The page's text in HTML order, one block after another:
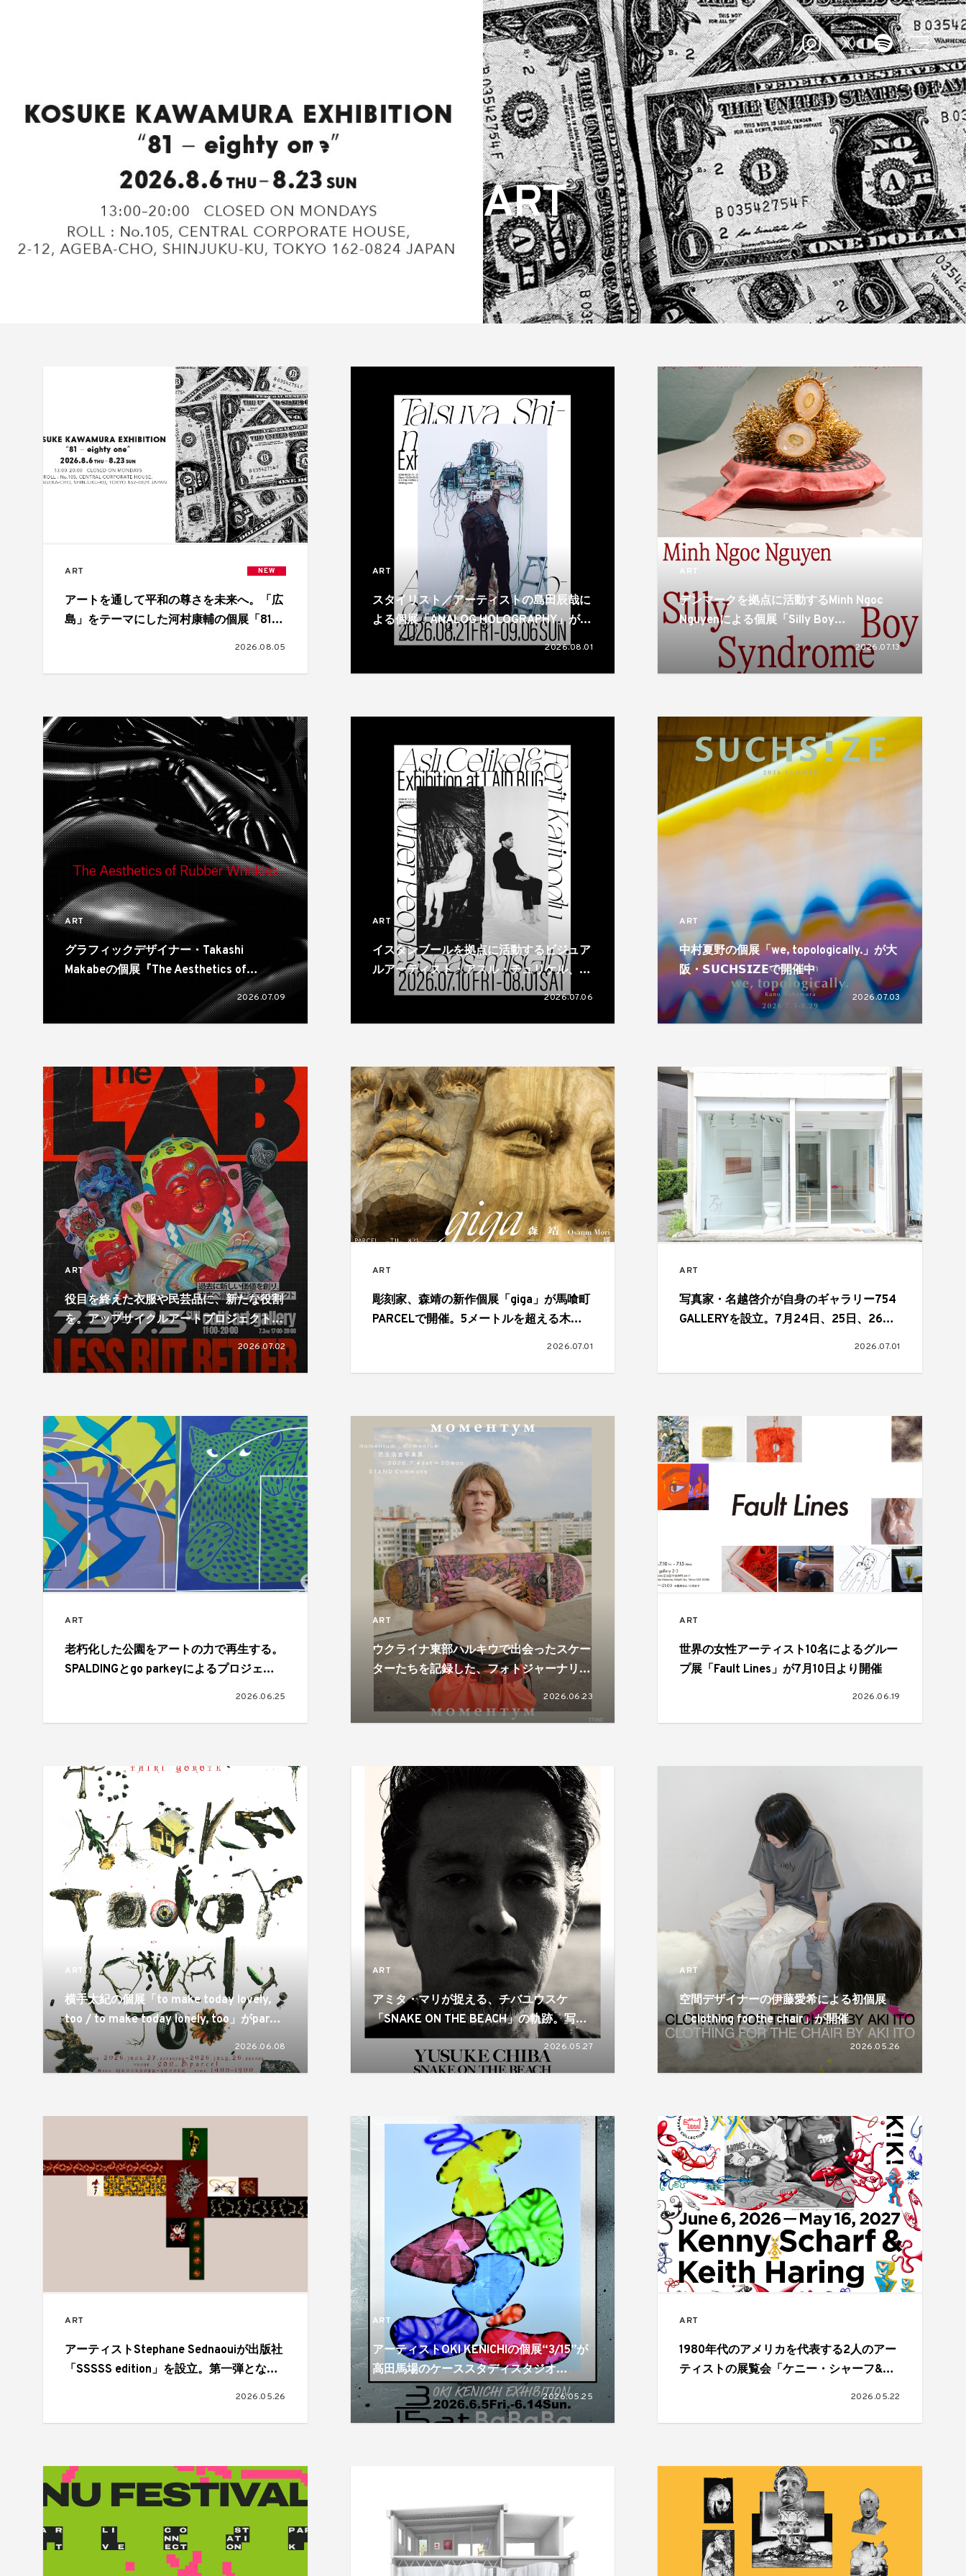
ARCHIVE
ART
ART NEW
アートを通して平和の尊さを未来へ。「広
島」をテーマにした河村康輔の個展「81 –
2026.08.05
ART
スタイリスト／アーティストの島田辰哉に
よる個展「ANALOG HOLOGRAPHY」が代
官山で開催
2026.08.01
ART
デンマークを拠点に活動するMinh Ngoc
Nguyenによる個展「Silly Boy
Syndrome」がgallery communeで開催。
揺れ動き、形づくられるアイデンティティ
のあり方を描き出す
2026.07.13
ART
グラフィックデザイナー・Takashi
Makabeの個展『The Aesthetics of
Rubber Wrinkles』が奈良のsonatineで開
2026.07.09
ART
イスタンブールを拠点に活動するビジュア
ルアーティスト・アスル・チュリケル、フ
ェリット・カティポールのデュオ展が開催
2026.07.06
ART
中村夏野の個展「we, topologically.」が大
阪・𝗦𝗨𝗖𝗛𝗦𝗜𝗭𝗘で開催中
2026.07.03
ART
役目を終えた衣服や民芸品に、新たな役割
を。アップサイクルアートプロジェクト
「LESS, BUT BETTER」による展覧会が開
2026.07.02
ART
彫刻家、森靖の新作個展「giga」が馬喰町
PARCELで開催。5メートルを超える木彫
2026.07.01
ART
写真家・名越啓介が自身のギャラリー754
GALLERYを設立。7月24日、25日、26日
2026.07.01
ART
老朽化した公園をアートの力で再生する。
SPALDINGとgo parkeyによるプロジェク
2026.06.25
ART
ウクライナ東部ハルキウで出会ったスケー
ターたちを記録した、フォトジャーナリス
ト児玉浩宜の写真展が開催
2026.06.23
ART
世界の女性アーティスト10名によるグルー
プ展「Fault Lines」が7月10日より開催
2026.06.19
ART
横手太紀の個展「to make today lovely,
too / to make today lonely, too」がparcel
とCON_の2会場で開催。同じものが視点ひ
とつで反転するという両義性が静かに差し
出される
2026.06.08
ART
アミタ・マリが捉える、チバユウスケ
「SNAKE ON THE BEACH」の軌跡。写真
集発売＆写真展開催
2026.05.27
ART
空間デザイナーの伊藤愛希による初個展
「clothing for the chair」が開催
2026.05.26
ART
アーティストStephane Sednaouiが出版社
「SSSSS edition」を設立。第一弾となる
2026.05.26
ART
アーティストOKI KENICHIの個展“3/15”が
高田馬場のケーススタディスタジオ
BaBaBaで6月5日より開催
2026.05.25
ART
1980年代のアメリカを代表する2人のアー
ティストの展覧会「ケニー・シャーフ&キ
2026.05.22